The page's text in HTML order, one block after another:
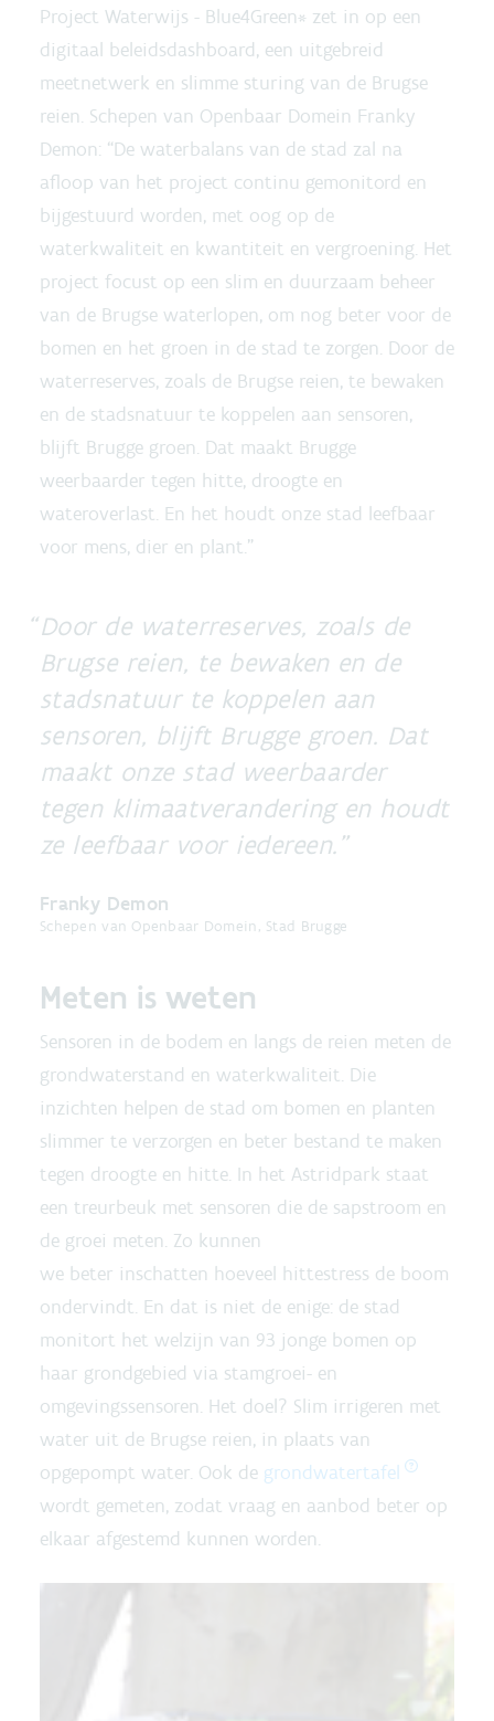
Project Waterwijs - Blue4Green* zet in op een
digitaal beleidsdashboard, een uitgebreid
meetnetwerk en slimme sturing van de Brugse
reien. Schepen van Openbaar Domein Franky
Demon: “De waterbalans van de stad zal na
afloop van het project continu gemonitord en
bijgestuurd worden, met oog op de
waterkwaliteit en kwantiteit en vergroening. Het
project focust op een slim en duurzaam beheer
van de Brugse waterlopen, om nog beter voor de
bomen en het groen in de stad te zorgen. Door de
waterreserves, zoals de Brugse reien, te bewaken
en de stadsnatuur te koppelen aan sensoren,
blijft Brugge groen. Dat maakt Brugge
weerbaarder tegen hitte, droogte en
wateroverlast. En het houdt onze stad leefbaar
voor mens, dier en plant.”
Door de waterreserves, zoals de
Brugse reien, te bewaken en de
stadsnatuur te koppelen aan
sensoren, blijft Brugge groen. Dat
maakt onze stad weerbaarder
tegen klimaatverandering en houdt
ze leefbaar voor iedereen.
Franky Demon
Schepen van Openbaar Domein, Stad Brugge
Meten is weten
Sensoren in de bodem en langs de reien meten de
grondwaterstand en waterkwaliteit. Die
inzichten helpen de stad om bomen en planten
slimmer te verzorgen en beter bestand te maken
tegen droogte en hitte. In het Astridpark staat
een treurbeuk met sensoren die de sapstroom en
de groei meten. Zo kunnen
we beter inschatten hoeveel hittestress de boom
ondervindt. En dat is niet de enige: de stad
monitort het welzijn van 93 jonge bomen op
haar grondgebied via stamgroei- en
omgevingssensoren. Het doel? Slim irrigeren met
water uit de Brugse reien, in plaats van
opgepompt water. Ook de grondwatertafel
wordt gemeten, zodat vraag en aanbod beter op
elkaar afgestemd kunnen worden.